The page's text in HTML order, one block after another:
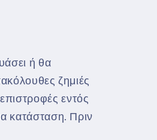
ή θα
ζημιές
εντός
κατάσταση. Πριν